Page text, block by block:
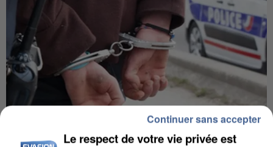
Le respect de votre vie privée est
Continuer sans accepter